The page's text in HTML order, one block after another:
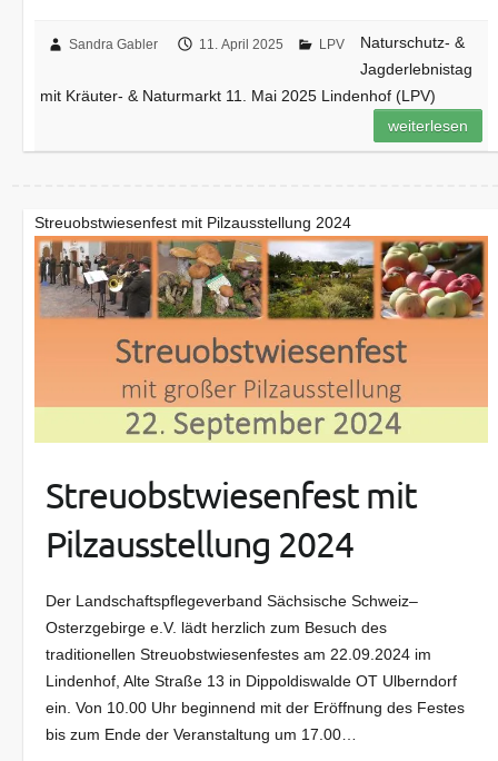
Sandra Gabler 11. April 2025 LPV
Naturschutz- &
Jagderlebnistag
mit Kräuter- & Naturmarkt 11. Mai 2025 Lindenhof (LPV)
weiterlesen
Streuobstwiesenfest mit Pilzausstellung 2024
Streuobstwiesenfest mit
Pilzausstellung 2024
Der Landschaftspflegeverband Sächsische Schweiz–
Osterzgebirge e.V. lädt herzlich zum Besuch des
traditionellen Streuobstwiesenfestes am 22.09.2024 im
Lindenhof, Alte Straße 13 in Dippoldiswalde OT Ulberndorf
ein. Von 10.00 Uhr beginnend mit der Eröffnung des Festes
bis zum Ende der Veranstaltung um 17.00…